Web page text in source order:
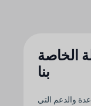
الخاصة
بنا
والدعم التي